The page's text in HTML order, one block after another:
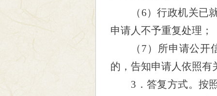
（ 6）行政机关已
申请人不予重复处理；
（ 7 ）所申请公开
的，告知申请人依照有
3 ．答复方式。按